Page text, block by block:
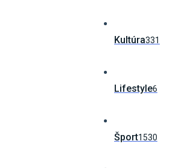
Kultúra331
Lifestyle6
Šport1530